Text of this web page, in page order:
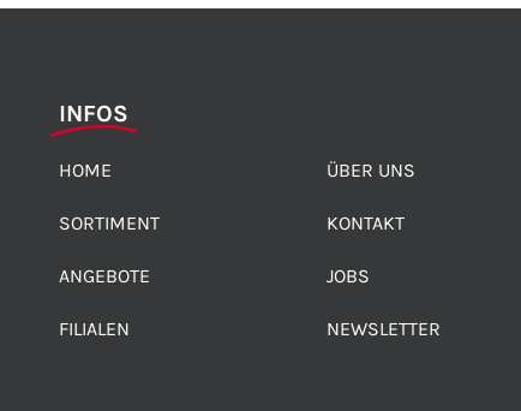
INFOS
HOME
SORTIMENT
ANGEBOTE
FILIALEN
ÜBER UNS
KONTAKT
JOBS
NEWSLETTER